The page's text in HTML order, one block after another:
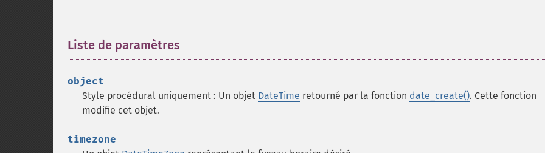
Liste de paramètres
object
Style procédural uniquement : Un objet DateTime retourné par la fonction date_create(). Cette fonction
modifie cet objet.
timezone